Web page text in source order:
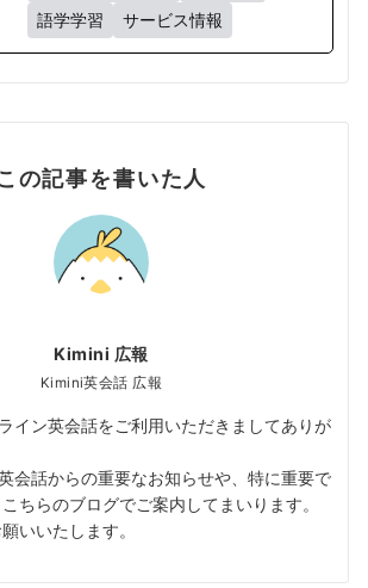
語学学習
サービス情報
の記事を書いた人
Kimini 広報
Kimini英会話 広報
イン英会話をご利用いただきましてありが
会話からの重要なお知らせや、特に重要で
ちらのブログでご案内してまいります。
いいたします。